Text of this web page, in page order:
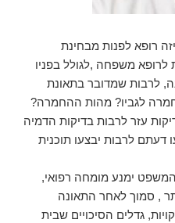
רופא לפנות מבחינת
לרופא משפחה ,לגולל בפניו
לרבות שמדובר בתאונת
לגביו? מהות ההחמרה?
עזר לרבות בדיקות הדמיה
דעתם לרבות יבצעו תוכנית
ימנע מומחה רפואי,
, סמוך לאחר התאונה
גדלים הסיכויים שבית